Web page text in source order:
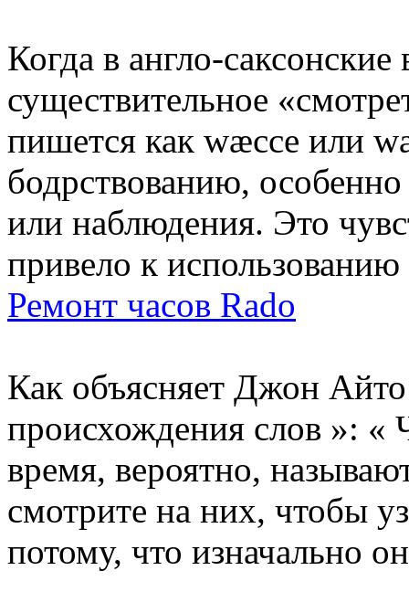
Когда в англо-
существительное
пишется как wæcce или
бодрствованию,
или наблюдения. Это
привело к
Ремонт часов Rado
Как объясняет Джон
происхождения слов »: «
время, вероятно,
смотрите на них, чтобы
потому, что изначально